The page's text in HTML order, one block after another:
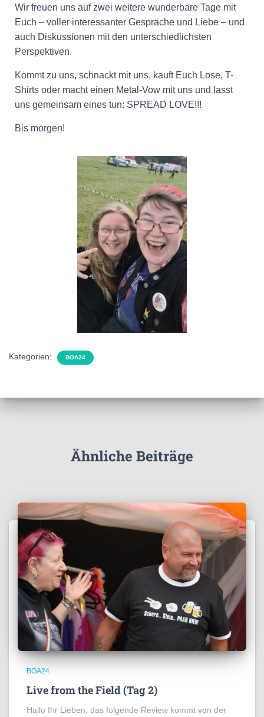
Wir freuen uns auf zwei weitere wunderbare Tage mit
Euch – voller interessanter Gespräche und Liebe – und
auch Diskussionen mit den unterschiedlichsten
Perspektiven.
Kommt zu uns, schnackt mit uns, kauft Euch Lose, T-
Shirts oder macht einen Metal-Vow mit uns und lasst
uns gemeinsam eines tun: SPREAD LOVE!!!
Bis morgen!
Kategorien: BOA24
Ähnliche Beiträge
BOA24
Live from the Field (Tag 2)
Hallo Ihr Lieben, das folgende Review kommt von der